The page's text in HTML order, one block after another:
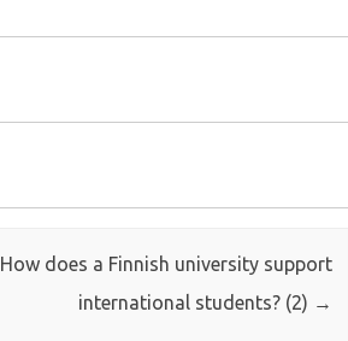
How does a Finnish university support
international students? (2) →